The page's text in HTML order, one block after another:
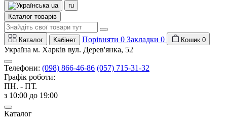
ua
ru
Каталог товарів
Каталог Кабінет Порівняти 0 Закладки 0 Кошик 0
Україна м. Харків вул. Дерев'янка, 52
Телефони: (098) 866-46-86 (057) 715-31-32
Графік роботи:
ПН. - ПТ.
з 10:00 до 19:00
Каталог